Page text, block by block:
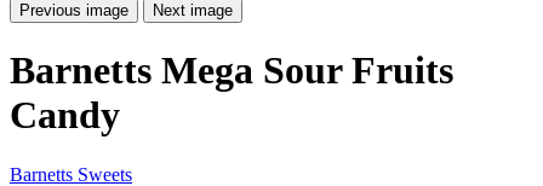
Previous image Next image
Barnetts Mega Sour Fruits
Candy
Barnetts Sweets